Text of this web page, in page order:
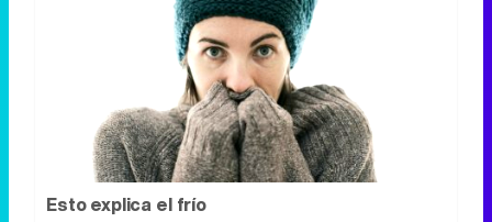
Esto explica el frío